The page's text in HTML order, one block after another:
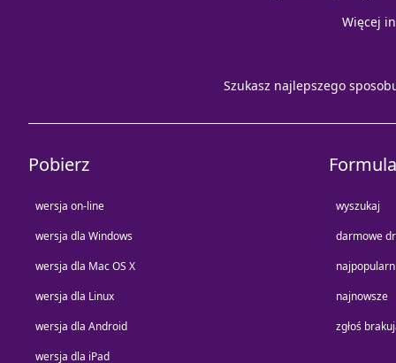
Więcej
Szukasz najlepszego
Pobierz
wersja on-line
wersja dla Windows
wersja dla Mac OS X
wersja dla Linux
wersja dla Android
wersja dla iPad
wyszukaj
darmowe
najnowsze
zgłoś